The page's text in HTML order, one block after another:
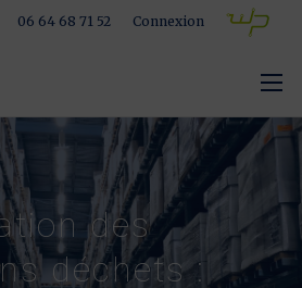
06 64 68 71 52 Connexion
des
déchets :